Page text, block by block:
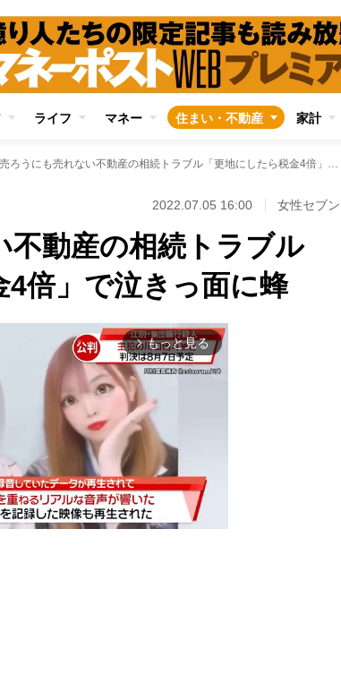
ライフ マネー 住まい・不動産 家計
売ろうにも売れない不動産の相続トラブル「更地にしたら税金4倍」で泣きっ面に蜂
2022.07.05 16:00 女性セブン
不動産の相続トラブル
4倍」で泣きっ面に蜂
arrow_forward_ios もっと見る